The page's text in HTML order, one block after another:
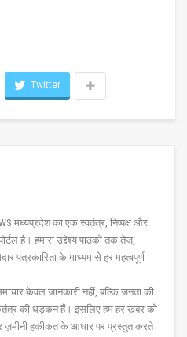
Twitter
मध्यप्रदेश का एक स्वतंत्र, निष्पक्ष और
है। हमारा उद्देश्य पाठकों तक तेज़,
पत्रकारिता के माध्यम से हर महत्वपूर्ण
केवल जानकारी नहीं, बल्कि जनता की
की धड़कन हैं। इसलिए हम हर खबर को
ज़मीनी हकीकत के आधार पर प्रस्तुत करते